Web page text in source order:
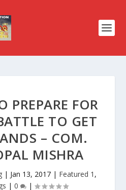
PREPARE FOR
TO GET
– COM.
MISHRA
| Jan 13, 2017| Featured 1 ,
| 0 |